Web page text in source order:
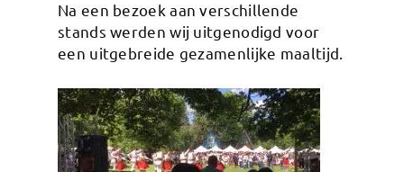
Na een bezoek aan verschillende
stands werden wij uitgenodigd voor
een uitgebreide gezamenlijke maaltijd.